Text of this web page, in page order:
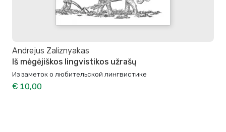
Andrejus Zaliznyakas
Iš mėgėjiškos lingvistikos užrašų
Из заметок о любительской лингвистике
€ 10,00